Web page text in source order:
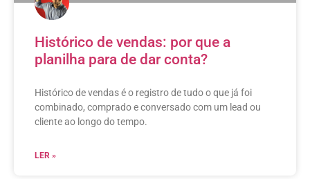
Histórico de vendas: por que a
planilha para de dar conta?
Histórico de vendas é o registro de tudo o que já foi
combinado, comprado e conversado com um lead ou
cliente ao longo do tempo.
LER »